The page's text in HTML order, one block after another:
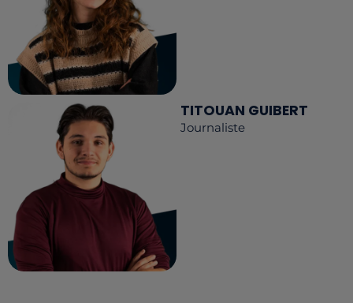
TITOUAN GUIBERT
Journaliste